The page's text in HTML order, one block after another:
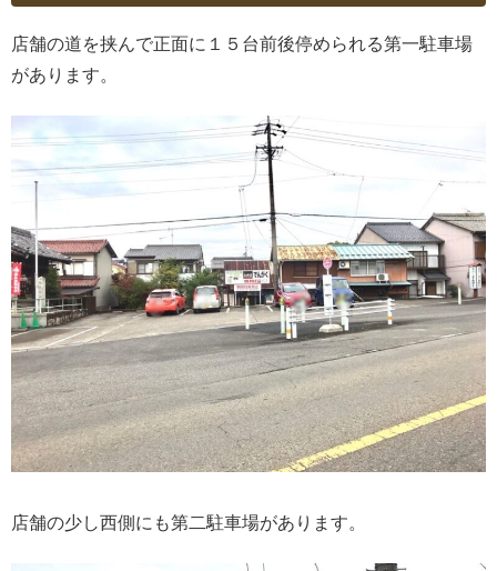
店舗の道を挟んで正面に１５台前後停められる第一駐車場
があります。
店舗の少し西側にも第二駐車場があります。